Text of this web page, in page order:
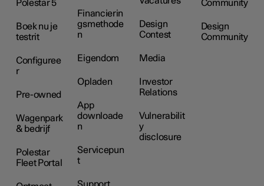
Polestar 5
Boek nu je
testrit
Configuree
r
Pre-owned
Wagenpark
& bedrijf
Polestar
Fleet Portal
Financierin
gsmethode
n
Eigendom
Opladen
App
downloade
n
Servicepun
t
Support
Design
Contest
Media
Investor
Relations
Vulnerabilit
y
disclosure
Community
Design
Community